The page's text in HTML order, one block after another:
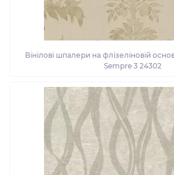
Вінілові шпалери на флізеліновій
Sempre 3 24302